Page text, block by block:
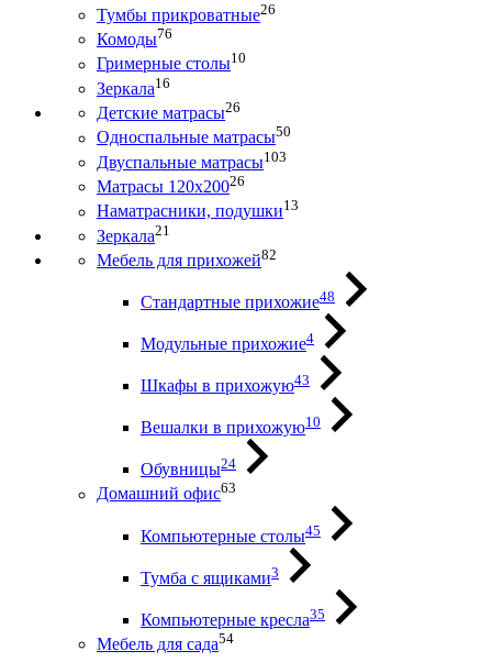
Тумбы прикроватные26
Комоды76
Гримерные столы10
Зеркала16
Детские матрасы26
Односпальные матрасы50
Двуспальные матрасы103
Матрасы 120х20026
Наматрасники, подушки13
Зеркала21
Мебель для прихожей82
Стандартные прихожие48
Модульные прихожие4
Шкафы в прихожую43
Вешалки в прихожую10
Обувницы24
Домашний офис63
Компьютерные столы45
Тумба с ящиками3
Компьютерные кресла35
Мебель для сада54